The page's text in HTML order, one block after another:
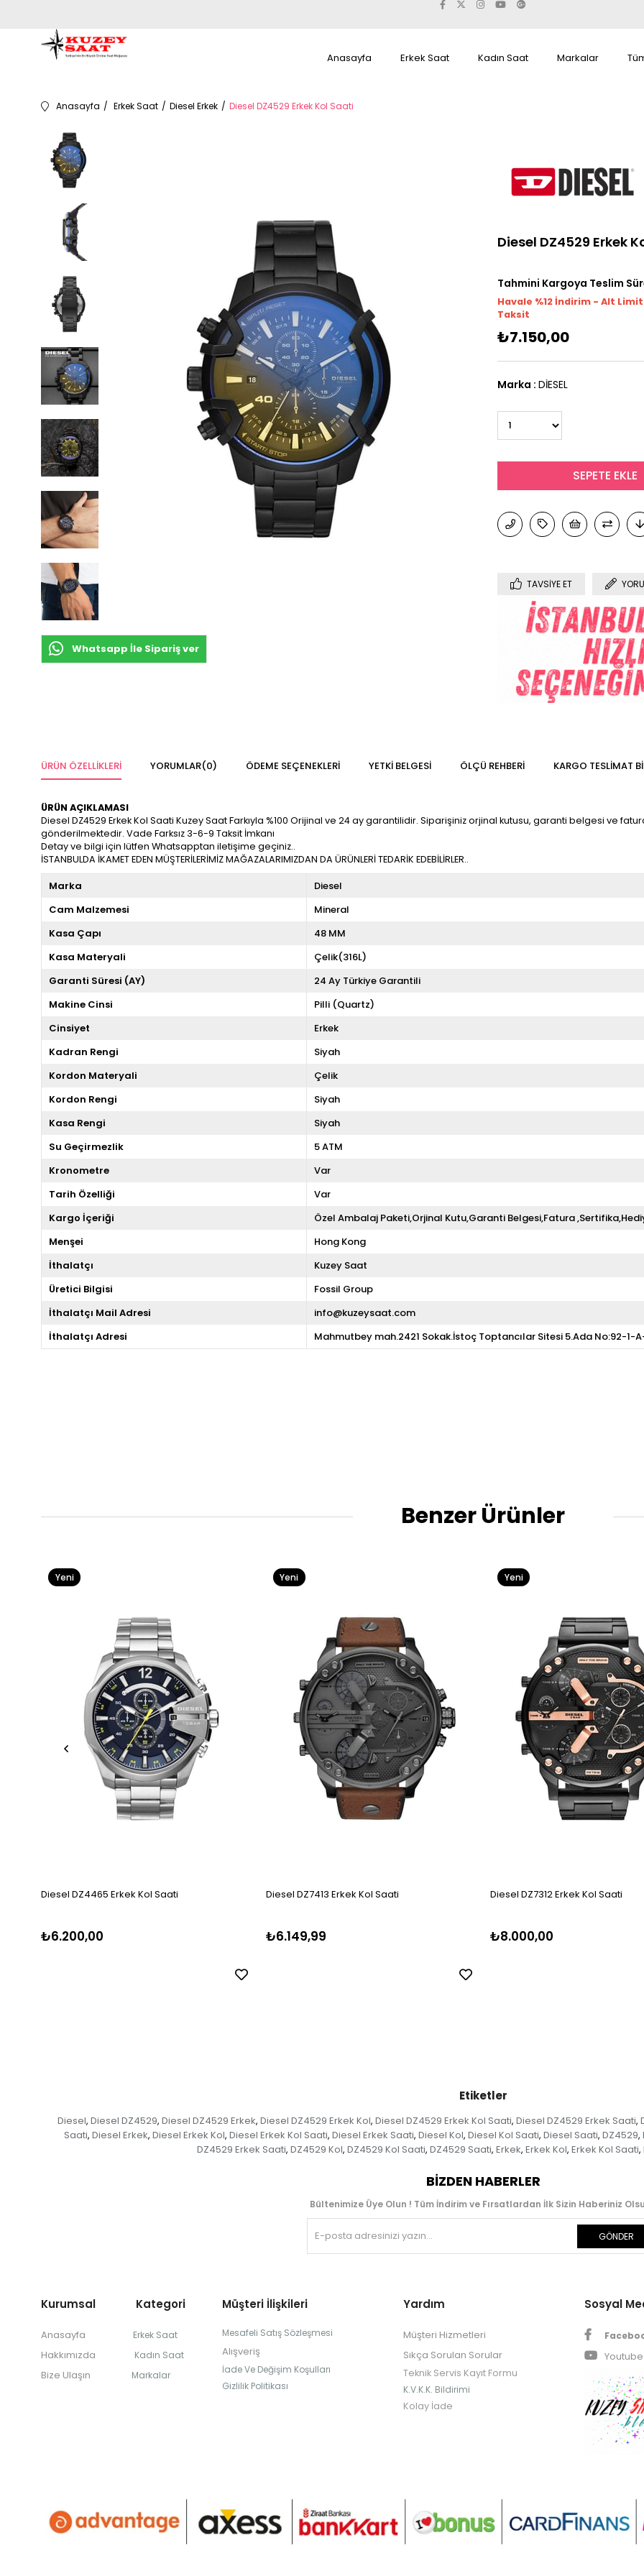
Anasayfa Erkek Saat Kadın Saat Markalar
Anasayfa Erkek Saat Diesel Erkek Diesel DZ4529 Erkek Kol Saati
Whatsapp İle Sipariş ver
Diesel DZ4529 Erkek
Tahmini Kargoya Teslim
Havale %12 İndirim - Alt Limit
Taksit
₺7.150,00
Marka : DİESEL
TAVSIYE ET
ÜRÜN ÖZELLIKLERI YORUMLAR(0) ÖDEME SEÇENEKLERI YETKİ BELGESİ ÖLÇÜ REHBERI KARGO TESLIMAT
ÜRÜN AÇIKLAMASI
Diesel DZ4529 Erkek Kol Saati Kuzey Saat Farkıyla %100 Orijinal ve 24 ay garantilidir. Siparişiniz orjinal kutusu, garanti belgesi ve
gönderilmektedir. Vade Farksız 3-6-9 Taksit İmkanı
Detay ve bilgi için lütfen Whatsapptan iletişime geçiniz..
İSTANBULDA İKAMET EDEN MÜŞTERİLERİMİZ MAĞAZALARIMIZDAN DA ÜRÜNLERİ TEDARİK EDEBİLİRLER..
Marka
Diesel
Cam Malzemesi
Mineral
Kasa Çapı
48 MM
Kasa Materyali
Çelik(316L)
Garanti Süresi (AY)
24 Ay Türkiye Garantili
Makine Cinsi
Pilli (Quartz)
Cinsiyet
Erkek
Kadran Rengi
Siyah
Kordon Materyali
Çelik
Kordon Rengi
Siyah
Kasa Rengi
Siyah
Su Geçirmezlik
5 ATM
Kronometre
Var
Tarih Özelliği
Var
Kargo İçeriği
Özel Ambalaj Paketi,Orjinal Kutu,Garanti Belgesi,Fatura
Menşei
Hong Kong
İthalatçı
Kuzey Saat
Üretici Bilgisi
Fossil Group
İthalatçı Mail Adresi
info@kuzeysaat.com
İthalatçı Adresi
Mahmutbey mah.2421 Sokak.İstoç Toptancılar Sitesi 5.Ada No:92-1-
Benzer Ürünler
Diesel DZ4465 Erkek Kol Saati
₺6.200,00
Yeni
Diesel DZ7413 Erkek Kol Saati
₺6.149,99
Yeni
Diesel DZ7312 Erkek Kol Saati
₺8.000,00
Yeni
Etiketler
Diesel, Diesel DZ4529, Diesel DZ4529 Erkek, Diesel DZ4529 Erkek Kol, Diesel DZ4529 Erkek Kol Saati, Diesel DZ4529 Erkek Saati,
Saati, Diesel Erkek, Diesel Erkek Kol, Diesel Erkek Kol Saati, Diesel Erkek Saati, Diesel Kol, Diesel Kol Saati, Diesel Saati, DZ4529,
DZ4529 Erkek Saati, DZ4529 Kol, DZ4529 Kol Saati, DZ4529 Saati, Erkek, Erkek Kol, Erkek Kol Saati,
BIZDEN HABERLER
Bültenimize Üye Olun ! Tüm İndirim ve Fırsatlardan İlk Sizin Haberiniz
GÖNDER
Kurumsal Kategori
Anasayfa Erkek Saat
Hakkımızda Kadın Saat
Bize Ulaşın Markalar
Müşteri İlişkileri
Mesafeli Satış Sözleşmesi
Alışveriş
İade Ve Değişim Koşulları
Gizlilik Politikası
Yardım
Müşteri Hizmetleri
Sıkça Sorulan Sorular
Teknik Servis Kayıt Formu
K.V.K.K. Bildirimi
Kolay İade
Sosyal
Youtube